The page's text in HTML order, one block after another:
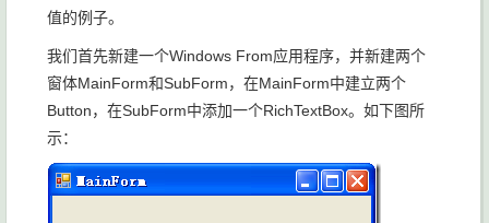
值的例子。
我们首先新建一个Windows From应用程序，并新建两个
窗体MainForm和SubForm，在MainForm中建立两个
Button，在SubForm中添加一个RichTextBox。如下图所
示：